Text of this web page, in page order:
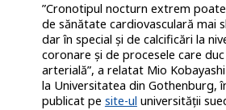
”Cronotipul nocturn extrem
de sănătate cardiovasculară mai
dar în special și de calcificări la
coronare și de procesele care
arterială”, a relatat Mio
la Universitatea din Gothenburg,
publicat pe site-ul universității